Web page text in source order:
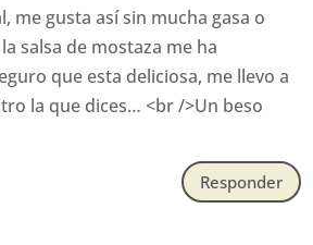
me gusta así sin mucha gasa o
salsa de mostaza me ha
que esta deliciosa, me llevo a
la que dices… <br />Un beso
Responder